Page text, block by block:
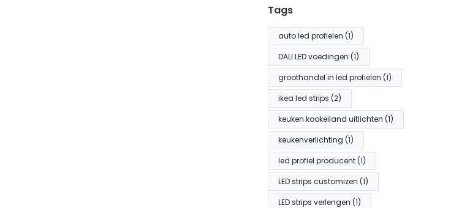
Tags
auto led profielen (1)
DALI LED voedingen (1)
groothandel in led profielen (1)
ikea led strips (2)
keuken kookeiland uitlichten (1)
keukenverlichting (1)
led profiel producent (1)
LED strips customizen (1)
LED strips verlengen (1)